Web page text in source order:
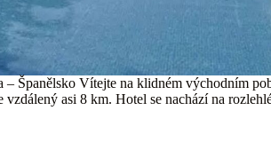
– Španělsko Vítejte na klidném východním
vzdálený asi 8 km. Hotel se nachází na